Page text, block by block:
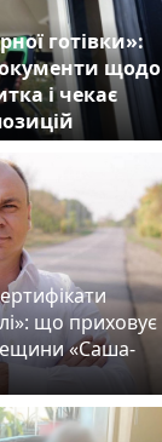
готівки»:
щодо
і чекає
що приховує
«Саша-